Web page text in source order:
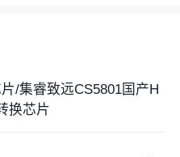
/集睿致远CS5801国产H
换芯片